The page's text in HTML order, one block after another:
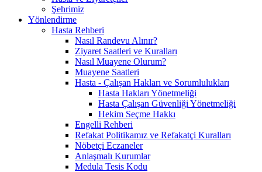
Şehrimiz
Yönlendirme
Hasta Rehberi
Nasıl Randevu Alınır?
Ziyaret Saatleri ve Kuralları
Nasıl Muayene Olurum?
Muayene Saatleri
Hasta - Çalışan Hakları ve Sorumlulukları
Hasta Hakları Yönetmeliği
Hasta Çalışan Güvenliği Yönetmeliği
Hekim Seçme Hakkı
Engelli Rehberi
Refakat Politikamız ve Refakatçi Kuralları
Nöbetçi Eczaneler
Anlaşmalı Kurumlar
Medula Tesis Kodu